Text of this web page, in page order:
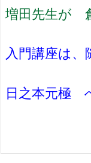
増田先生が
入門講座は
日之本元極